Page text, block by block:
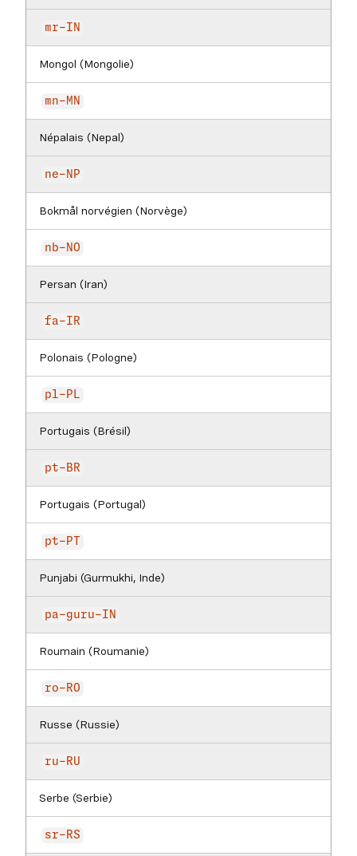
mr-IN
Mongol (Mongolie)
mn-MN
Népalais (Nepal)
ne-NP
Bokmål norvégien (Norvège)
nb-NO
Persan (Iran)
fa-IR
Polonais (Pologne)
pl-PL
Portugais (Brésil)
pt-BR
Portugais (Portugal)
pt-PT
Punjabi (Gurmukhi, Inde)
pa-guru-IN
Roumain (Roumanie)
ro-RO
Russe (Russie)
ru-RU
Serbe (Serbie)
sr-RS